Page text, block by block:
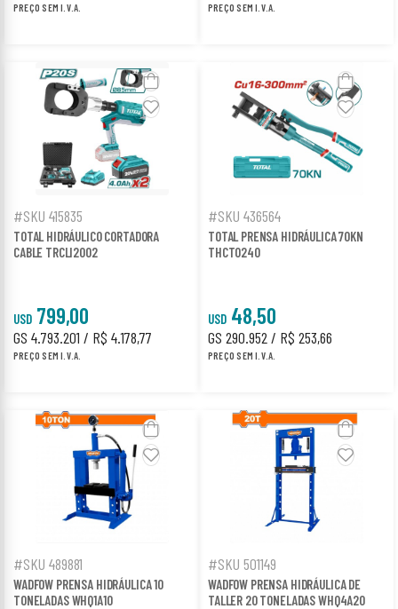
PREÇO SEM I.V.A. PREÇO SEM I.V.A.
#SKU 415835
TOTAL HIDRÁULICO CORTADORA
CABLE TRCLI2002
USD 799,00
GS 4.793.201 / R$ 4.178,77
PREÇO SEM I.V.A.
#SKU 436564
TOTAL PRENSA HIDRÁULICA 70KN
THCT0240
USD 48,50
GS 290.952 / R$ 253,66
PREÇO SEM I.V.A.
#SKU 489881
WADFOW PRENSA HIDRÁULICA 10
TONELADAS WHQ1A10
#SKU 501149
WADFOW PRENSA HIDRÁULICA DE
TALLER 20 TONELADAS WHQ4A20